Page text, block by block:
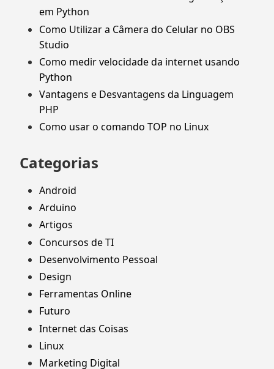
em Python
Como Utilizar a Câmera do Celular no OBS
Studio
Como medir velocidade da internet usando
Python
Vantagens e Desvantagens da Linguagem
PHP
Como usar o comando TOP no Linux
Categorias
Android
Arduino
Artigos
Concursos de TI
Desenvolvimento Pessoal
Design
Ferramentas Online
Futuro
Internet das Coisas
Linux
Marketing Digital